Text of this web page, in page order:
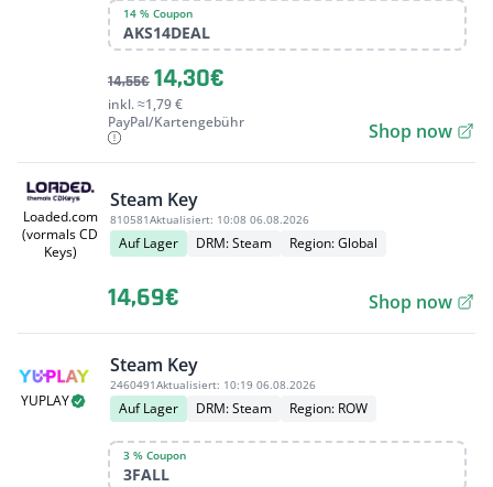
14 % Coupon
AKS14DEAL
14,55€ 14,30€
inkl. ≈1,79 €
PayPal/Kartengebühr
Shop now
Loaded.com
(vormals CD
Keys)
Steam Key
810581Aktualisiert: 10:08 06.08.2026
Auf Lager DRM: Steam Region: Global
14,69€ Shop now
YUPLAY
Steam Key
2460491Aktualisiert: 10:19 06.08.2026
Auf Lager DRM: Steam Region: ROW
3 % Coupon
3FALL